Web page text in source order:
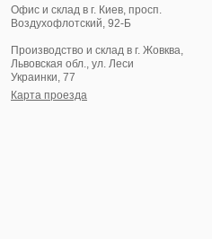
Офис и склад в г. Киев, просп.
Воздухофлотский, 92-Б
Производство и склад в г. Жовква,
Львовская обл., ул. Леси
Украинки, 77
Карта проезда